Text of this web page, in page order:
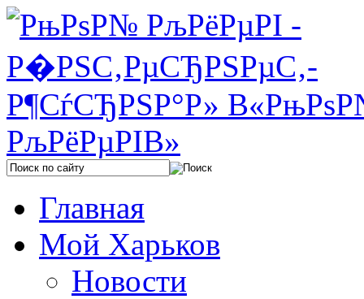
Главная
Мой Харьков
Новости